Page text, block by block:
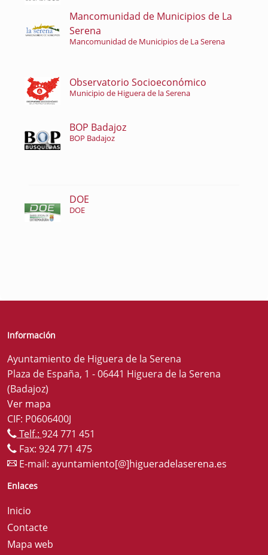
Mancomunidad de Municipios de La
Serena
Mancomunidad de Municipios de La Serena
Observatorio Socioeconómico
Municipio de Higuera de la Serena
BOP Badajoz
BOP Badajoz
DOE
DOE
Información
Ayuntamiento de Higuera de la Serena
Plaza de España, 1 - 06441 Higuera de la Serena
(Badajoz)
Ver mapa
CIF: P0606400J
Telf.: 924 771 451
Fax: 924 771 475
E-mail: ayuntamiento[@]higueradelaserena.es
Enlaces
Inicio
Contacte
Mapa web